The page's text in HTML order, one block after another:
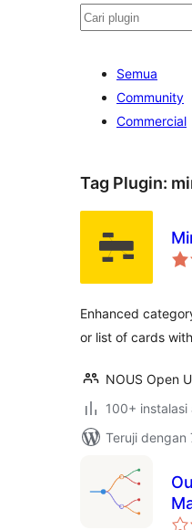
Cari
Semua
Community
Commercial
Tag Plugin:
Enhanced
or list of cards
NOUS Open
100+ instalasi
Teruji dengan